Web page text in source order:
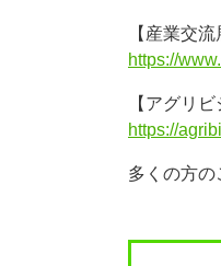
【産業交流
https://
【アグリ
https://
多くの方の